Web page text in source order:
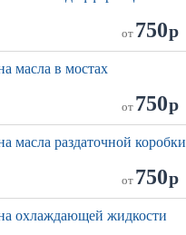
от 750р
масла в мостах
от 750р
масла раздаточной коробки
от 750р
охлаждающей жидкости